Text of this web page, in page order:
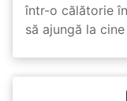
într-o călătorie
să ajungă la